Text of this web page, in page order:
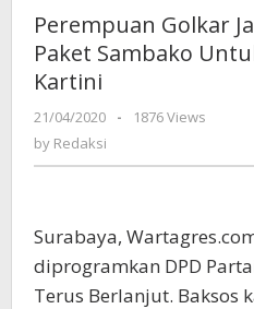
Perempuan Golkar
Paket Sambako
Kartini
21/04/2020
by
-
1876 Views
by Redaksi
Surabaya,
diprogramkan DPD
Terus Berlanjut. Baksos